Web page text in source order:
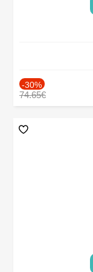
-30%
74.65€